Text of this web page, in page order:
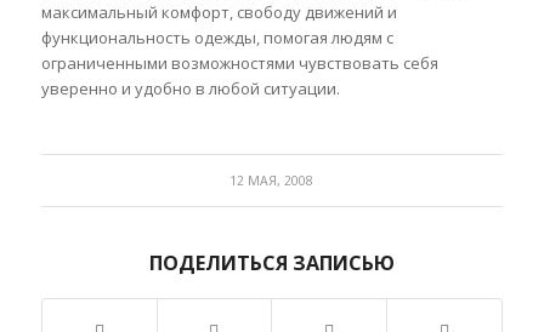
максимальный комфорт, свободу движений и
функциональность одежды, помогая людям с
ограниченными возможностями чувствовать себя
уверенно и удобно в любой ситуации.
12 МАЯ, 2008
ПОДЕЛИТЬСЯ ЗАПИСЬЮ